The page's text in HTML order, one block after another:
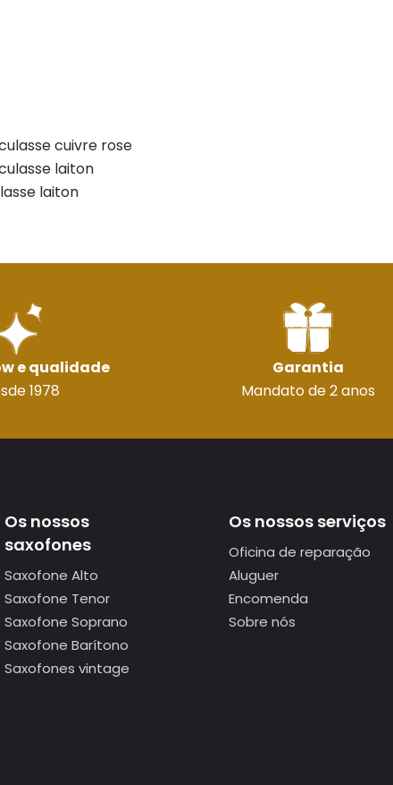
cuivre rose
laiton
laiton
e qualidade
1978
Garantia
Mandato de 2 anos
Os nossos
saxofones
Saxofone Alto
Saxofone Tenor
Saxofone Soprano
Saxofone Barítono
Saxofones vintage
Os nossos serviços
Oficina de reparação
Aluguer
Encomenda
Sobre nós